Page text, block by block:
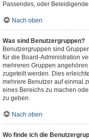
Passendes, oder
Nach oben
Was sind Benutzergruppen?
Benutzergruppen sind
für die Board-Administration
mehreren Gruppen
zugeteilt werden. Dies
mehrere Benutzer auf einmal
eines Bereichs zu machen
zu geben.
Nach oben
Wo finde ich die